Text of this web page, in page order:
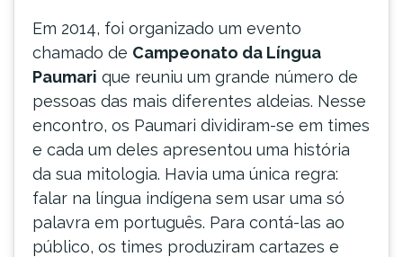
Em 2014, foi organizado um evento
chamado de Campeonato da Língua
Paumari que reuniu um grande número de
pessoas das mais diferentes aldeias. Nesse
encontro, os Paumari dividiram-se em times
e cada um deles apresentou uma história
da sua mitologia. Havia uma única regra:
falar na língua indígena sem usar uma só
palavra em português. Para contá-las ao
público, os times produziram cartazes e